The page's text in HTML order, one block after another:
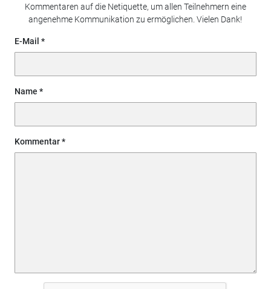
Kommentaren auf die Netiquette, um allen Teilnehmern eine
angenehme Kommunikation zu ermöglichen. Vielen Dank!
E-Mail
Name
Kommentar